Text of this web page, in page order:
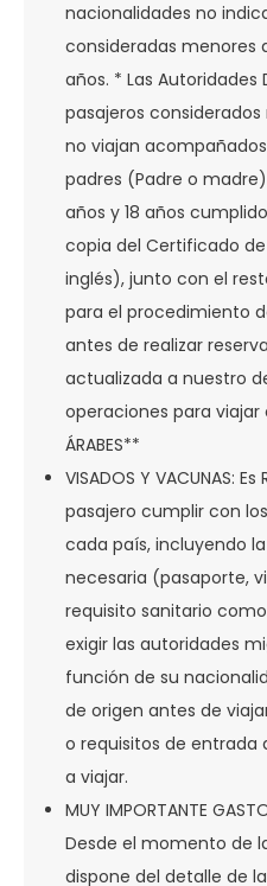
nacionalidades no
consideradas menores
años. * Las Autoridades
pasajeros
no viajan
padres (Padre o
años y 18 años
copia del Certificado
inglés), junto con el
para el procedimiento
antes de realizar
actualizada a nuestro
operaciones para viajar
ÁRABES**
VISADOS Y VACUNAS: Es
pasajero cumplir con
cada país, incluyendo
necesaria (pasaporte,
requisito sanitario
exigir las autoridades
función de su
de origen antes de
o requisitos de entrada
a viajar.
MUY IMPORTANTE
Desde el momento de
dispone del detalle de